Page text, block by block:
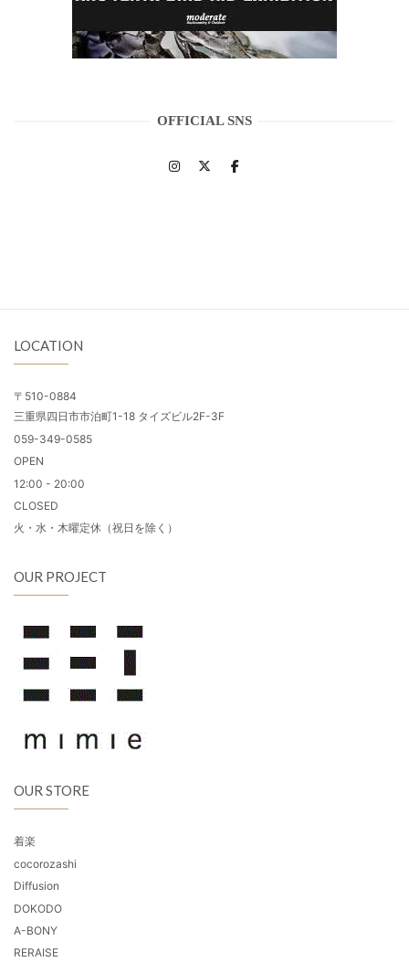
OFFICIAL SNS
LOCATION
〒510-0884
三重県四日市市泊町1-18 タイズビル2F-3F
059-349-0585
OPEN
12:00 - 20:00
CLOSED
火・水・木曜定休（祝日を除く）
OUR PROJECT
OUR STORE
着楽
cocorozashi
Diffusion
DOKODO
A-BONY
RERAISE